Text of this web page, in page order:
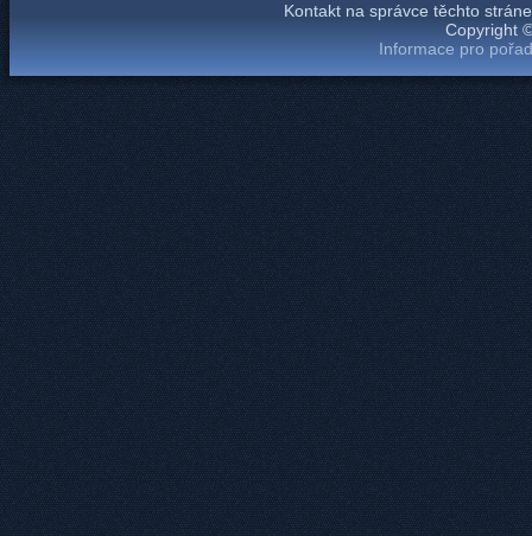
Kontakt na správce těchto
Copyright
Informace pro